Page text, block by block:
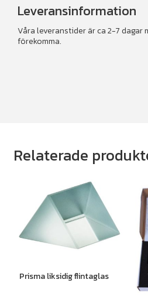
Leveransinformation
Våra leveranstider är ca 2-7 dagar
förekomma.
Relaterade
Prisma liksidig flintaglas